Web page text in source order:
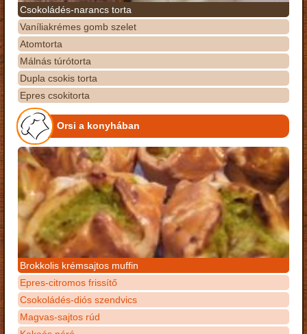
Csokoládés-narancs torta
Vaníliakrémes gomb szelet
Atomtorta
Málnás túrótorta
Dupla csokis torta
Epres csokitorta
Orsi a konyhában
Brokkolis krémsajtos muffin
Epres-citromos frissítő
Csokoládés-diós szendvics
Magvas-sajtos rúd